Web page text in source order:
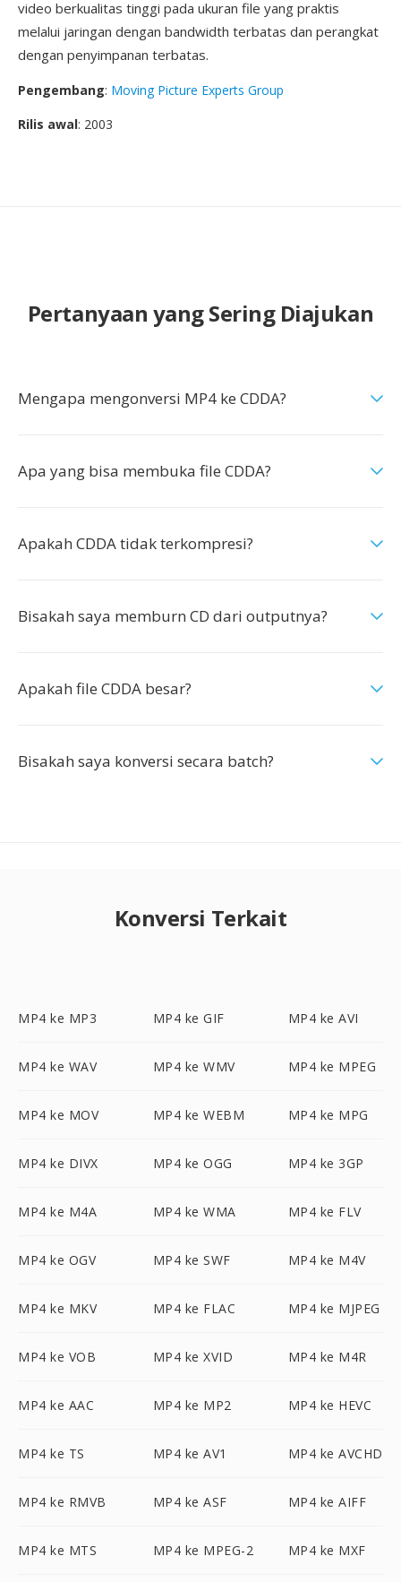
video berkualitas tinggi pada ukuran file yang praktis
melalui jaringan dengan bandwidth terbatas dan perangkat
dengan penyimpanan terbatas.
Pengembang: Moving Picture Experts Group
Rilis awal: 2003
Pertanyaan yang Sering Diajukan
Mengapa mengonversi MP4 ke CDDA?
Apa yang bisa membuka file CDDA?
Apakah CDDA tidak terkompresi?
Bisakah saya memburn CD dari outputnya?
Apakah file CDDA besar?
Bisakah saya konversi secara batch?
Konversi Terkait
MP4 ke MP3 MP4 ke GIF MP4 ke AVI
MP4 ke WAV MP4 ke WMV MP4 ke MPEG
MP4 ke MOV MP4 ke WEBM MP4 ke MPG
MP4 ke DIVX MP4 ke OGG MP4 ke 3GP
MP4 ke M4A MP4 ke WMA MP4 ke FLV
MP4 ke OGV MP4 ke SWF MP4 ke M4V
MP4 ke MKV MP4 ke FLAC MP4 ke MJPEG
MP4 ke VOB MP4 ke XVID MP4 ke M4R
MP4 ke AAC MP4 ke MP2 MP4 ke HEVC
MP4 ke TS MP4 ke AV1 MP4 ke AVCHD
MP4 ke RMVB MP4 ke ASF MP4 ke AIFF
MP4 ke MTS MP4 ke MPEG-2 MP4 ke MXF